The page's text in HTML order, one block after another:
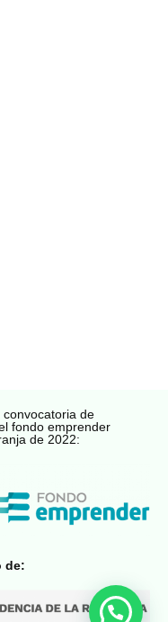
convocatoria de
fondo emprender
de 2022:
de: